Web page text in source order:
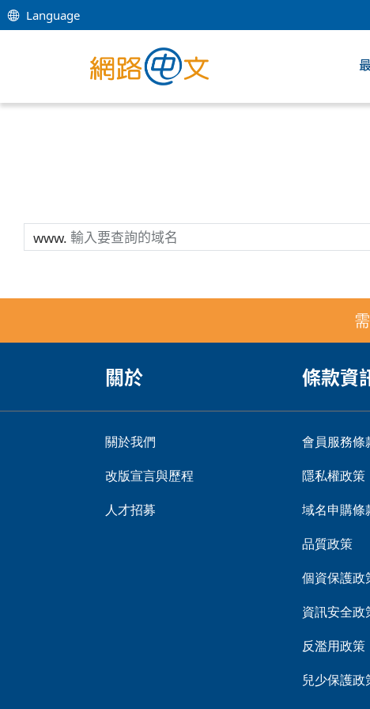
Language
www.
關於 條款資
關於我們
改版宣言與歷程
人才招募
會員服務條
隱私權政策
域名申購條
品質政策
個資保護政
資訊安全政
反濫用政策
兒少保護政